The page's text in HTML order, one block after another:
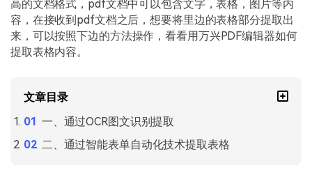
PDF页面调整
PDF文件创建
PDF OCR
03.编辑PDF
高的文档格式，pdf文档中可以包含文字，表格，图片等内
容，在接收到pdf文档之后，想要将里边的表格部分提取出
来，可以按照下边的方法操作，看看用万兴PDF编辑器如何
提取表格内容。
文章目录
一、通过OCR图文识别提取
二、通过智能表单自动化技术提取表格